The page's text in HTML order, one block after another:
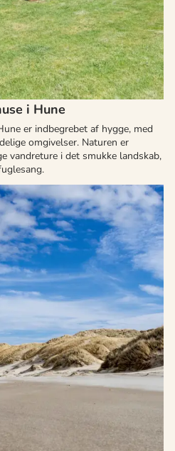
i Hune
er indbegrebet af hygge, med
omgivelser. Naturen er
vandreture i det smukke landskab,